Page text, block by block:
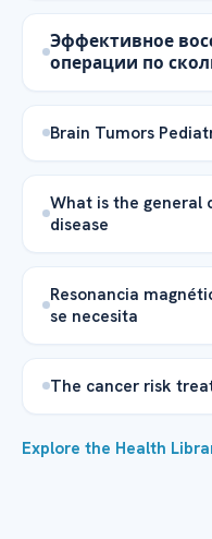
Эффективное
операции по
Brain Tumors
What is the general
disease
Resonancia
se necesita
The cancer risk
Explore the Health